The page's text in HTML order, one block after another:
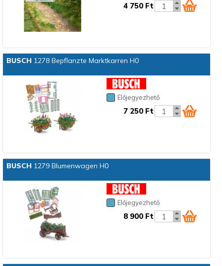
4 750 Ft
BUSCH 1278 Bepflanzte Marktkarren H0
Előjegyezhető
7 250 Ft
BUSCH 1279 Blumenwagen H0
Előjegyezhető
8 900 Ft